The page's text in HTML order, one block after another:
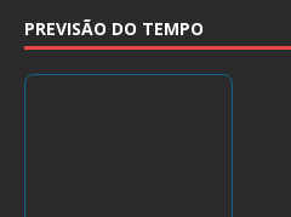
PREVISÃO DO TEMPO